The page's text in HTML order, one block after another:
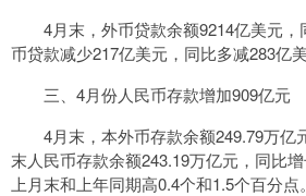
4月末，外币贷款余额9214亿美元
币贷款减少217亿美元，同比多减283亿美
三、4月份人民币存款增加909亿元
4月末，本外币存款余额249.79万亿
末人民币存款余额243.19万亿元，同比
上月末和上年同期高0.4个和1.5个百分点。